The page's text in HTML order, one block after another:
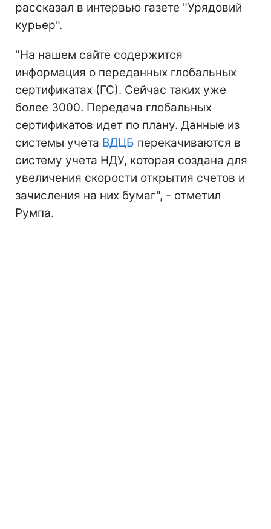
рассказал в интервью газете "Урядовий
курьер".
"На нашем сайте содержится
информация о переданных глобальных
сертификатах (ГС). Сейчас таких уже
более 3000. Передача глобальных
сертификатов идет по плану. Данные из
системы учета ВДЦБ перекачиваются в
систему учета НДУ, которая создана для
увеличения скорости открытия счетов и
зачисления на них бумаг", - отметил
Румпа.